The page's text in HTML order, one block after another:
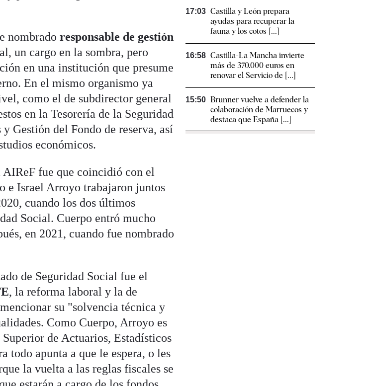
nombradoresponsable de gestión
un cargo en la sombra, pero
en una institución que presume
En el mismo organismo ya
como el de subdirector general
en la Tesorería de la Seguridad
Gestión del Fondo de reserva, así
económicos.
AIReF fue que coincidió con el
e Israel Arroyo trabajaron juntos
cuando los dos últimos
Social. Cuerpo entró mucho
en 2021, cuando fue nombrado
de Seguridad Social fue el
, la reforma laboral y la de
su "solvencia técnica y
Como Cuerpo, Arroyo es
de Actuarios, Estadísticos
todo apunta a que le espera, o les
la vuelta a las reglas fiscales se
17:03 Castilla y León prepara
ayudas para recuperar la
fauna y los cotos [...]
16:58 Castilla-La Mancha invierte
más de 370.000 euros en
renovar el Servicio de [...]
15:50 Brunner vuelve a defender la
colaboración de Marruecos y
destaca que España [...]